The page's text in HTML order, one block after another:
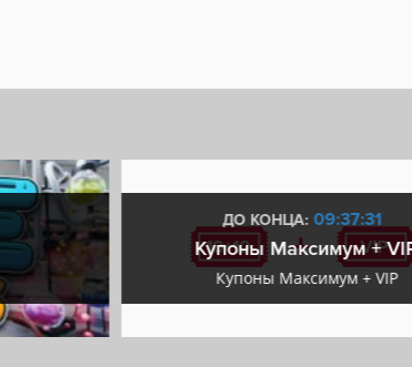
ДО КОНЦА:09:37:30
Купоны Максимум +
Купоны Максимум + VIP